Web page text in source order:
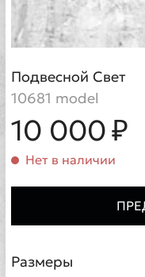
Подвесной Свет
10681 model
10 000 ₽
Нет в наличии
Размеры